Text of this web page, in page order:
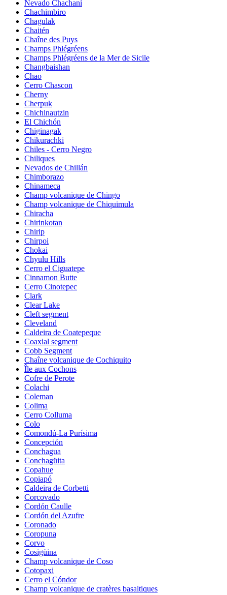
Nevado Chachani
Chachimbiro
Chagulak
Chaitén
Chaîne des Puys
Champs Phlégréens
Champs Phlégréens de la Mer de Sicile
Changbaishan
Chao
Cerro Chascon
Cherny
Cherpuk
Chichinautzin
El Chichón
Chiginagak
Chikurachki
Chiles - Cerro Negro
Chiliques
Nevados de Chillán
Chimborazo
Chinameca
Champ volcanique de Chingo
Champ volcanique de Chiquimula
Chiracha
Chirinkotan
Chirip
Chirpoi
Chokai
Chyulu Hills
Cerro el Ciguatepe
Cinnamon Butte
Cerro Cinotepec
Clark
Clear Lake
Cleft segment
Cleveland
Caldeira de Coatepeque
Coaxial segment
Cobb Segment
Chaîne volcanique de Cochiquito
Île aux Cochons
Cofre de Perote
Colachi
Coleman
Colima
Cerro Colluma
Colo
Comondú-La Purísima
Concepción
Conchagua
Conchagüita
Copahue
Copiapó
Caldeira de Corbetti
Corcovado
Cordón Caulle
Cordón del Azufre
Coronado
Coropuna
Corvo
Cosigüina
Champ volcanique de Coso
Cotopaxi
Cerro el Cóndor
Champ volcanique de cratères basaltiques